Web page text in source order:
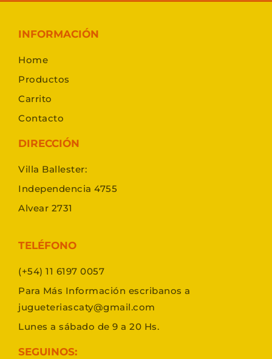
INFORMACIÓN
Home
Productos
Carrito
Contacto
DIRECCIÓN
Villa Ballester:
Independencia 4755
Alvear 2731
TELÉFONO
(+54) 11 6197 0057
Para Más Información escribanos a
jugueteriascaty@gmail.com
Lunes a sábado de 9 a 20 Hs.
SEGUINOS: